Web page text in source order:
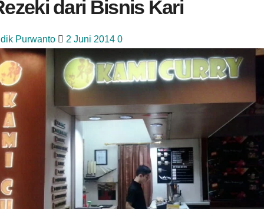
dari Bisnis Kari
Purwanto 2 Juni 2014 0